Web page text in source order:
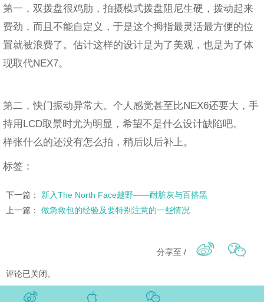
第一，双拨盘很鸡肋，拍摄模式拨盘阻尼生硬，拨动起来
费劲，而且不能自定义，于是这个拇指最灵活最方便的位
置就被浪费了。估计这样的设计是为了美观，也是为了体
现取代NEX7。
第二，快门振动异常大。个人感觉甚至比NEX6还要大，手
持用LCD取景时尤为明显，希望不是什么设计缺陷吧。
样张什么的还没有怎么拍，稍后以后补上。
标签：
下一篇： 新入The North Face越野——耐脏灰与百搭黑
上一篇： 做急救包的经验及要特别注意的一些情况
分享至 /
评论已关闭。